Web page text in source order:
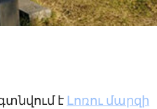
է Լոռու մարզի